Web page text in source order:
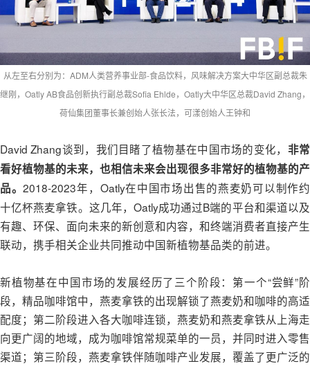
从左至右分别为：ADM人类营养事业部-食品饮料，风味解决方案大中华区副总裁朱
继刚，Oatly AB食品创新执行副总裁Sofia Ehlde，Oatly大中华区总裁David Zhang，
荷仙集团董事长兼创始人张长法，可漾创始人王钟和
David Zhang谈到，我们目睹了植物基在中国市场的变化， 非常
看好植物基的未来，也相信未来会出现很多非常好的植物基的产
品。2018-2023年，Oatly在中国市场出售的燕麦奶可以制作约
十亿杯燕麦拿铁。这几年，Oatly成功通过B端的平台和渠道以及
有趣、环保、面向未来的新创意和内容，和终端消费者直接产生
联动，携手相关企业共同推动中国新植物基品类的前进。
新植物基在中国市场的发展经历了三个阶段：第一个“尝鲜”阶
段，精品咖啡馆中，燕麦拿铁的出现解锁了燕麦奶和咖啡的高适
配度；第二阶段进入各大咖啡连锁，燕麦奶和燕麦拿铁从上海走
向更广阔的地域，成为咖啡馆常规菜单的一员，并同时进入零售
渠道；第三阶段，燕麦拿铁伴随咖啡产业发展，覆盖了更广泛的